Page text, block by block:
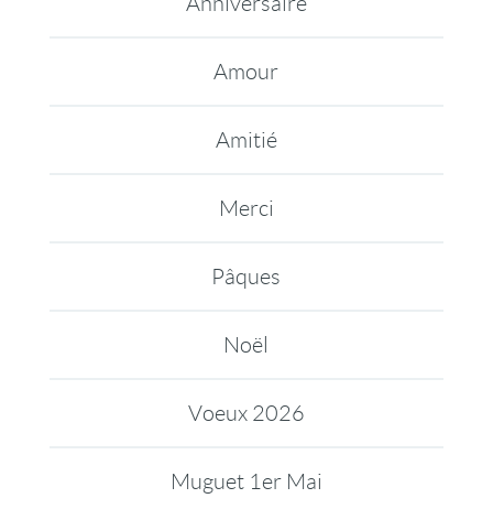
Amour
Amitié
Merci
Pâques
Noël
Voeux 2026
Muguet 1er Mai